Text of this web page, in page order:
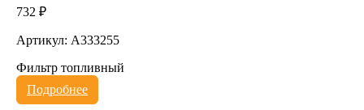
732 ₽
Артикул: A333255
Фильтр топливный
Подробнее